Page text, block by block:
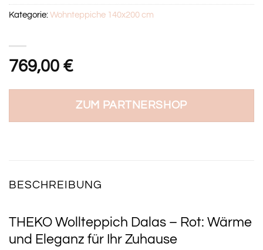
769,00 €
ZUM PARTNERSHOP
Kategorie:Wohnteppiche 140x200 cm
BESCHREIBUNG
THEKO Wollteppich Dalas – Rot: Wärme
und Eleganz für Ihr Zuhause